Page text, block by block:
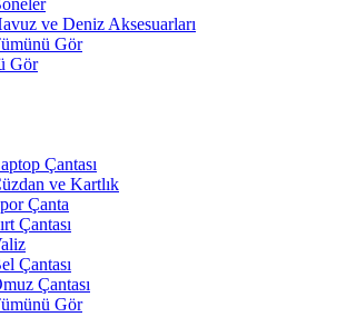
ve Deniz Aksesuarları
Gör
Gör
Çantası
ve Kartlık
Çanta
Çantası
Çantası
Çantası
Gör